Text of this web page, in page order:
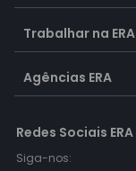
Trabalhar na ERA
Agências ERA
Redes Sociais ERA
Siga-nos: